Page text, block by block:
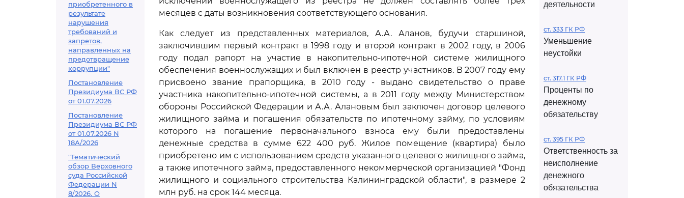
приобретенного в
результате
нарушения
требований и
запретов,
направленных на
предотвращение
коррупции"
Постановление
Президиума ВС РФ
от 01.07.2026
Постановление
Президиума ВС РФ
от 01.07.2026 N
18А/2026
"Тематический
обзор Верховного
суда Российской
Федерации N
8/2026. О
месяцев с даты возникновения соответствующего основания.
Как следует из представленных материалов, А.А. Аланов, будучи старшиной,
заключившим первый контракт в 1998 году и второй контракт в 2002 году, в 2006
году подал рапорт на участие в накопительно-ипотечной системе жилищного
обеспечения военнослужащих и был включен в реестр участников. В 2007 году ему
присвоено звание прапорщика, в 2010 году - выдано свидетельство о праве
участника накопительно-ипотечной системы, а в 2011 году между Министерством
обороны Российской Федерации и А.А. Алановым был заключен договор целевого
жилищного займа и погашения обязательств по ипотечному займу, по условиям
которого на погашение первоначального взноса ему были предоставлены
денежные средства в сумме 622 400 руб. Жилое помещение (квартира) было
приобретено им с использованием средств указанного целевого жилищного займа,
а также ипотечного займа, предоставленного некоммерческой организацией "Фонд
жилищного и социального строительства Калининградской области", в размере 2
млн руб. на срок 144 месяца.
деятельности
ст. 333 ГК РФ
Уменьшение
неустойки
ст. 317.1 ГК РФ
Проценты по
денежному
обязательству
ст. 395 ГК РФ
Ответственность за
неисполнение
денежного
обязательства